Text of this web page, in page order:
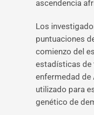
ascendencia
Los
puntuaciones
comienzo del
estadísticas de
enfermedad de
utilizado para
genético de